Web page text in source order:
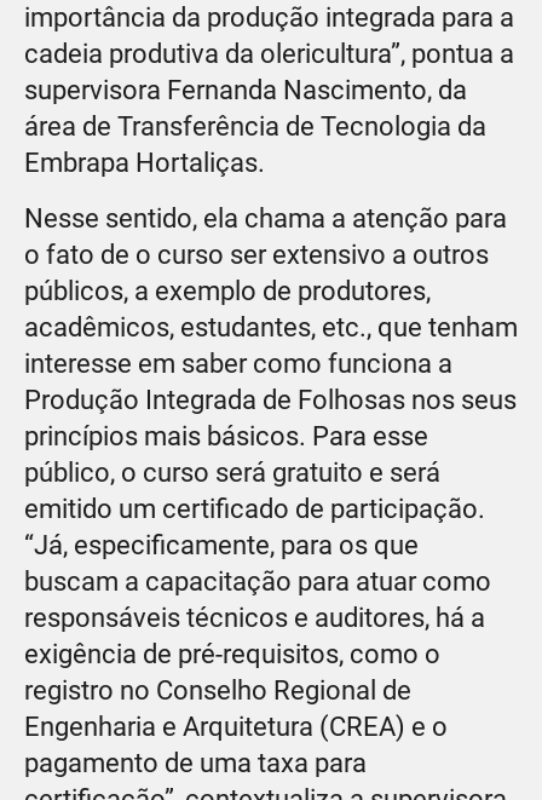
importância da produção integrada para a
cadeia produtiva da olericultura”, pontua a
supervisora Fernanda Nascimento, da
área de Transferência de Tecnologia da
Embrapa Hortaliças.
Nesse sentido, ela chama a atenção para
o fato de o curso ser extensivo a outros
públicos, a exemplo de produtores,
acadêmicos, estudantes, etc., que tenham
interesse em saber como funciona a
Produção Integrada de Folhosas nos seus
princípios mais básicos. Para esse
público, o curso será gratuito e será
emitido um certificado de participação.
“Já, especificamente, para os que
buscam a capacitação para atuar como
responsáveis técnicos e auditores, há a
exigência de pré-requisitos, como o
registro no Conselho Regional de
Engenharia e Arquitetura (CREA) e o
pagamento de uma taxa para